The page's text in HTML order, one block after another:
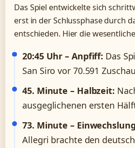
Das Spiel entwickelte sich
erst in der Schlussphase durch
entschieden. Hier die
20:45 Uhr – Anpfiff: Das
San Siro vor 70.591
45. Minute – Halbzeit:
ausgeglichenen ersten
73. Minute –
Allegri brachte den